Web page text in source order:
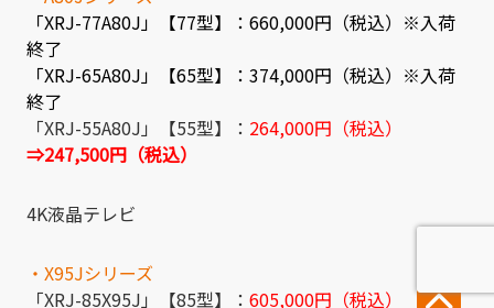
「XRJ-77A80J」【77型】：660,000円（税込）※入荷
終了
「XRJ-65A80J」【65型】：374,000円（税込）※入荷
終了
「XRJ-55A80J」【55型】： 264,000円（税込）
⇒247,500円（税込）
4K液晶テレビ
・X95Jシリーズ
「XRJ-85X95J」【85型】： 605,000円（税込）